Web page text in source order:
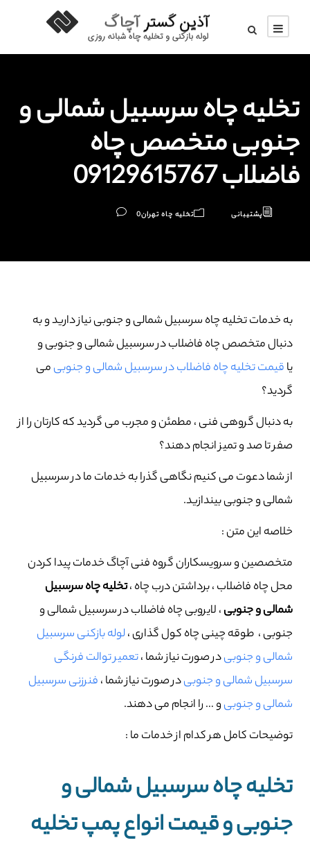
تخلیه چاه سرسبیل شمالی و
جنوبی متخصص چاه
فاضلاب 09129615767
پشتیبانی تخلیه چاه تهران0
به خدمات تخلیه چاه سرسبیل شمالی و جنوبی نیاز دارید و به
دنبال متخصص چاه فاضلاب در سرسبیل شمالی و جنوبی و
یاقیمت تخلیه چاه فاضلاب در سرسبیل شمالی و جنوبیمی
گردید؟
به دنبال گروهی فنی ، مطمئن و مجرب می گردید که کارتان را از
صفر تا صد و تمیز انجام دهند؟
از شما دعوت می کنیم نگاهی گذرا به خدمات ما در سرسبیل
شمالی و جنوبی بیندازید.
خلاصه این متن :
متخصصین و سرویسکاران گروه فنی آچاگ خدمات پیدا کردن
محل چاه فاضلاب ، برداشتن درب چاه ،تخلیه چاه سرسبیل
شمالی و جنوبی، لایروبی چاه فاضلاب در سرسبیل شمالی و
جنوبی ، طوقه چینی چاه کول گذاری ،لوله بازکنی سرسبیل
شمالی و جنوبیدر صورت نیاز شما ،تعمیر توالت فرنگی
سرسبیل شمالی و جنوبیدر صورت نیاز شما ،فنرزنی سرسبیل
شمالی و جنوبیو … را انجام می دهند.
توضیحات کامل هر کدام از خدمات ما :
تخلیه چاه سرسبیل شمالی و
جنوبی و قیمت انواع پمپ تخلیه